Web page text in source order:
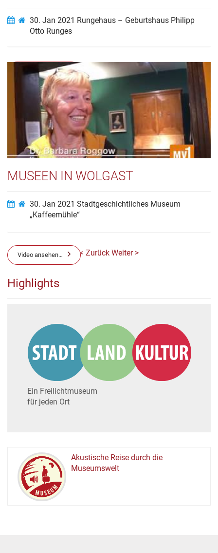
30. Jan 2021 Rungehaus – Geburtshaus Philipp
Otto Runges
Video ansehen…
MUSEEN IN WOLGAST
30. Jan 2021 Stadtgeschichtliches Museum
„Kaffeemühle“
Video ansehen… < Zurück Weiter >
Highlights
Ein Freilichtmuseum
für jeden Ort
MUSEUM
Akustische Reise durch die
Museumswelt